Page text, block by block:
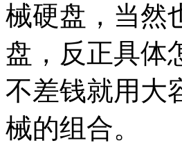
械硬盘，当然
盘，反正具体
不差钱就用大
械的组合。